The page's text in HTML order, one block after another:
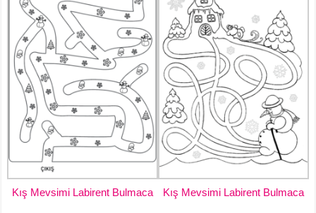
Kış Mevsimi Labirent Bulmaca Kış Mevsimi Labirent Bulmaca